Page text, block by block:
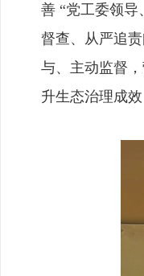
善 “党工委领
督查、从严追
与、主动监督
升生态治理成